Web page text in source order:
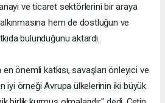
ve ticaret sektörlerini bir araya
hem de dostluğun ve
bulunduğunu aktardı.
önemli katkısı, savaşları önleyici ve
iyi örneği Avrupa ülkelerinin iki büyük